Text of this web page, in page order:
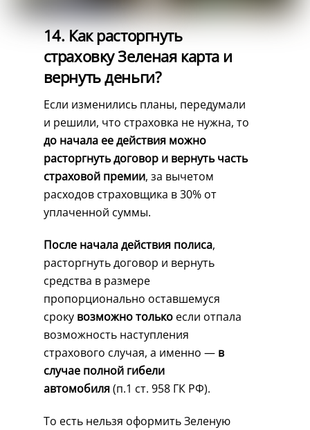
14. Как расторгнуть
страховку Зеленая карта и
вернуть деньги?
Если изменились планы, передумали
и решили, что страховка не нужна, то
до начала ее действия можно
расторгнуть договор и вернуть часть
страховой премии, за вычетом
расходов страховщика в 30% от
уплаченной суммы.
После начала действия полиса,
расторгнуть договор и вернуть
средства в размере
пропорционально оставшемуся
сроку возможно толькоесли отпала
возможность наступления
страхового случая, а именно — в
случае полной гибели
автомобиля(п.1 ст. 958 ГК РФ).
То есть нельзя оформить Зеленую